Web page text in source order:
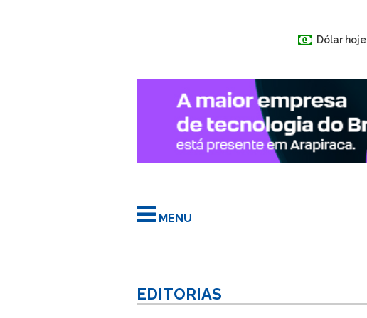
Dólar hoje
MENU
EDITORIAS